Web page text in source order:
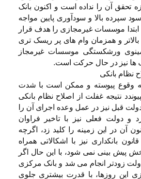
تحقق آن را نداده است و اکنون بانک
سپرده بالا و سودآوری پایین مواجه
ابتدا موسسات غیرمجازی را هدف قرار
و همزمان وام های پر ریسک تری
ورشکستگی موسسات غیرمجاز
ها نیز در حال حرکت است.
نظام بانکی
وقوع پیوسته و ممکن است با شدت
نتیجه غفلت از اصلاح نظام بانکی
قبل نیز در عمل وعده اجرای آن را
و دولت فعلی نیز با تاخیر فراوان
آن در این زمینه را کلید زد، اگرچه
بانکداری نیز با اشکالاتی همراه
پیش بینی نمی شود، با این حال اگر
زودتر انجام می شد و بانک مرکزی
این روزها، با قدرت بیشتری جلوی